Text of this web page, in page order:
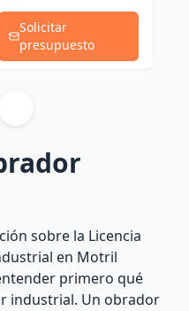
Solicitar
presupuesto
sobre la Licencia
en Motril
primero qué
industrial. Un obrador